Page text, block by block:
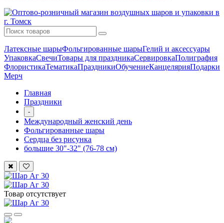
Латексные шарыФольгированные шарыГелий и аксессуары
УпаковкаСвечиТовары для праздникаСервировкаПолиграфия
ФлористикаТематикаПраздникиОбучениеКанцелярияПодарки
Мерч
Главная
Праздники
-
Международный женский день
Фольгированные шары
Сердца без рисунка
большие 30"-32" (76-78 см)
Товар отсутствует